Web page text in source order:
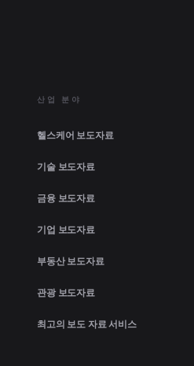
산업 분야
헬스케어 보도자료
기술 보도자료
금융 보도자료
기업 보도자료
부동산 보도자료
관광 보도자료
최고의 보도 자료 서비스